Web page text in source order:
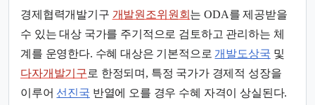
경제협력개발기구 개발원조위원회 는 ODA를 제공받을
수 있는 대상 국가를 주기적으로 검토하고 관리하는 체
계를 운영한다. 수혜 대상은 기본적으로 개발도상국 및
다자개발기구 로 한정되며, 특정 국가가 경제적 성장을
이루어 선진국 반열에 오를 경우 수혜 자격이 상실된다.